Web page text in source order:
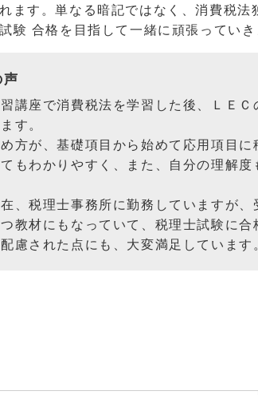
ます。単なる暗記ではなく、消費税
験 合格を目指して一緒に頑張っていき
講座で消費税法を学習した後、ＬＥ
す。
方が、基礎項目から始めて応用項目に
もわかりやすく、また、自分の理解
、税理士事務所に勤務していますが
教材にもなっていて、税理士試験に
慮された点にも、大変満足しています。